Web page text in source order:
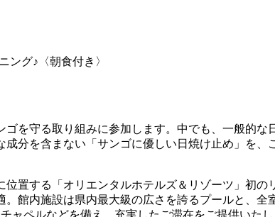
ング♪〈朝食付き〉
を守る取り組みに参加します。中でも、一般的
分を含まない「サンゴに優しい日焼け止め」を、
置する「オリエンタルホテルズ＆リゾーツ」初
館内施設は県内最大級の広さを誇るプールと、
ャペルなどを備え、充実したご滞在をご提供いたし